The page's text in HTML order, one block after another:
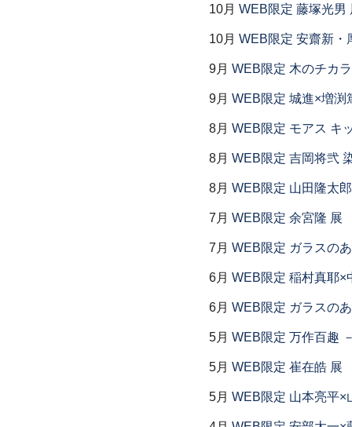
10月 WEB限定 藤塚光男
10月 WEB限定 安齋新・
9月 WEB限定 木のチカ
9月 WEB限定 城進×増渕
8月 WEB限定 モアス キ
8月 WEB限定 吉岡将弐
8月 WEB限定 山田隆太
7月 WEB限定 余宮隆 展
7月 WEB限定 ガラスの
6月 WEB限定 稲村真耶×
6月 WEB限定 ガラスの
5月 WEB限定 万作百趣
5月 WEB限定 崔在皓 展
5月 WEB限定 山本亮平×